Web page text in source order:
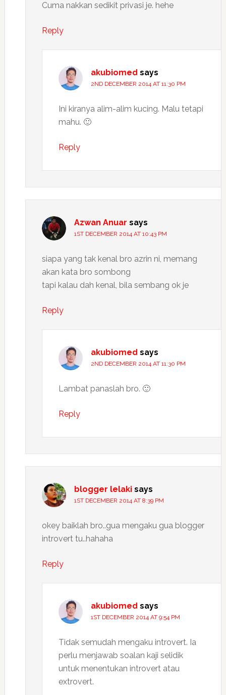
Cuma nakkan sedikit privasi je. hehe
Reply
akubiomed says
2ND DECEMBER 2014 AT 11:30 PM
Ini kiranya alim-alim kucing. Malu tetapi
mahu. 🙂
Reply
Azwan Anuar says
1ST DECEMBER 2014 AT 10:43 PM
siapa yang tak kenal bro azrin ni, memang
akan kata bro sombong
tapi kalau dah kenal, bila sembang ok je
Reply
akubiomed says
2ND DECEMBER 2014 AT 11:30 PM
Lambat panaslah bro. 🙂
Reply
blogger lelaki says
1ST DECEMBER 2014 AT 8:39 PM
okey baiklah bro..gua mengaku gua blogger
introvert tu..hahaha
Reply
akubiomed says
1ST DECEMBER 2014 AT 9:54 PM
Tidak semudah mengaku introvert. Ia
perlu menjawab soalan kaji selidik
untuk menentukan introvert atau
extrovert.